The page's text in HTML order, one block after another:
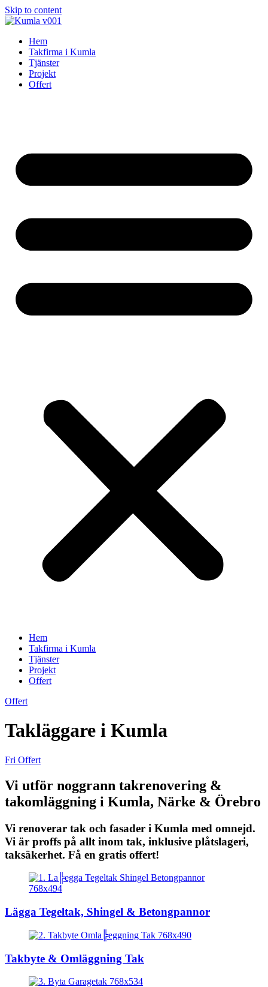
Skip to content
Hem
Takfirma i Kumla
Tjänster
Projekt
Offert
Hem
Takfirma i Kumla
Tjänster
Projekt
Offert
Offert
Takläggare i Kumla
Fri Offert
Vi utför noggrann takrenovering &
takomläggning i Kumla, Närke & Örebro
Vi renoverar tak och fasader i Kumla med omnejd.
Vi är proffs på allt inom tak, inklusive plåtslageri,
taksäkerhet. Få en gratis offert!
Lägga Tegeltak, Shingel & Betongpannor
Takbyte & Omläggning Tak